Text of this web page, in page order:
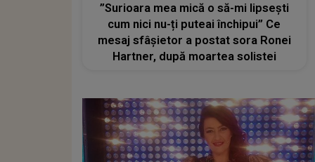
”Surioara mea mică o să-mi lipsești
cum nici nu-ți puteai închipui” Ce
mesaj sfâșietor a postat sora Ronei
Hartner, după moartea solistei